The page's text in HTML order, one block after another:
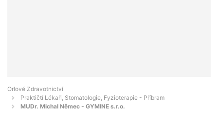
Orlové Zdravotnictví
Praktičtí Lékaři, Stomatologie, Fyzioterapie - Příbram
MUDr. Michal Němec - GYMINE s.r.o.